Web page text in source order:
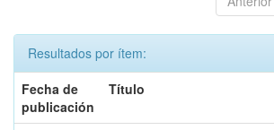
Resultados por ítem:
Fecha de
publicación
Título